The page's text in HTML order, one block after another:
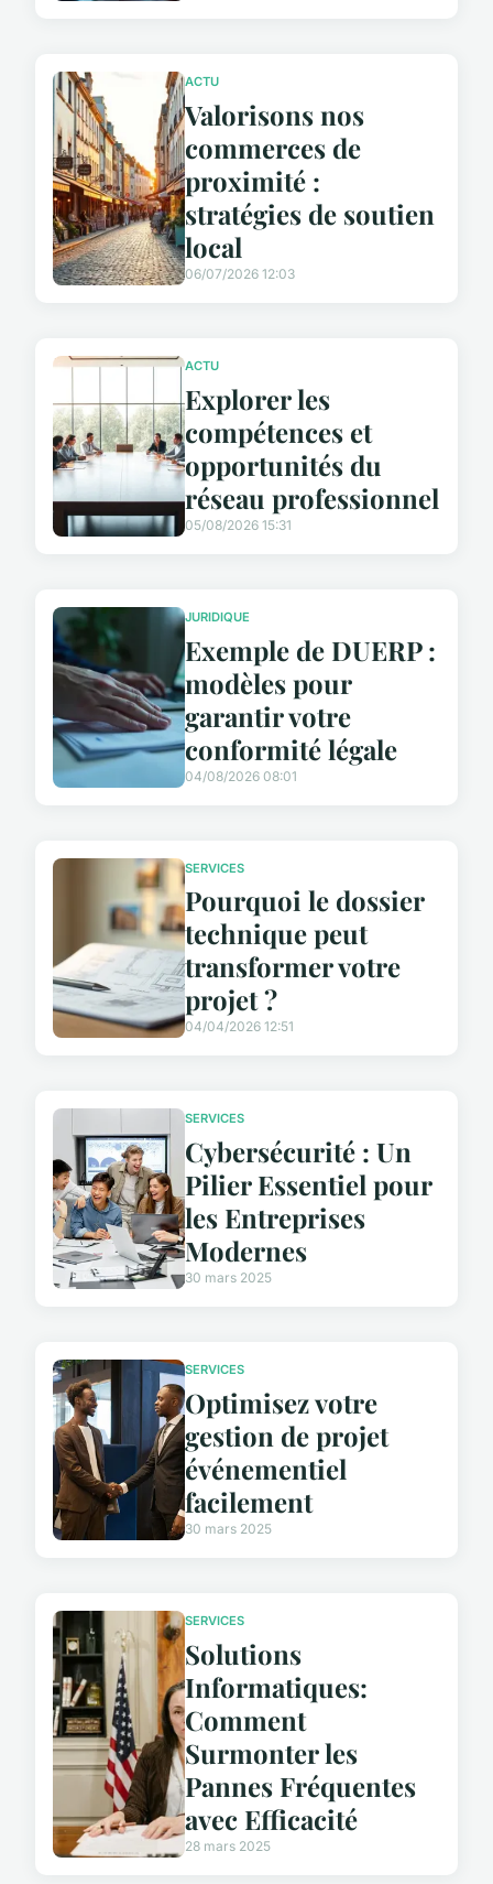
ACTU
Valorisons nos
commerces de
proximité :
stratégies de soutien
local
06/07/2026 12:03
ACTU
Explorer les
compétences et
opportunités du
réseau professionnel
05/08/2026 15:31
JURIDIQUE
Exemple de DUERP :
modèles pour
garantir votre
conformité légale
04/08/2026 08:01
SERVICES
Pourquoi le dossier
technique peut
transformer votre
projet ?
04/04/2026 12:51
SERVICES
Cybersécurité : Un
Pilier Essentiel pour
les Entreprises
Modernes
30 mars 2025
SERVICES
Optimisez votre
gestion de projet
événementiel
facilement
30 mars 2025
SERVICES
Solutions
Informatiques:
Comment
Surmonter les
Pannes Fréquentes
avec Efficacité
28 mars 2025